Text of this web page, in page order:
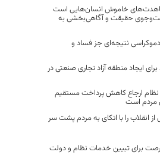
مجاهدت‌های خاموش انسان‌هایی است
حقیقت و آگاهی‌بخشی به
نتیجه‌ای جز فساد و
ایجاد منطقه آزاد تجاری صنعتی در
ارجاع کاهش پرداخت مستقیم
مردم است
انقلاب را با اتکای به مردم پشت سر
برای تبیین خدمات نظام و دولت